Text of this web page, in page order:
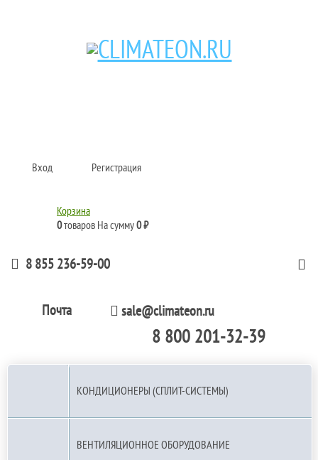
Кондиционеры и сплит-системы, газовые котлы, тепловые завесы, водяные
Вход Регистрация
Корзина
0товаров На сумму0 ₽
8 855 236-59-00
Почта sale@climateon.ru
8 800 201-32-39
КОНДИЦИОНЕРЫ (СПЛИТ-СИСТЕМЫ)
ВЕНТИЛЯЦИОННОЕ ОБОРУДОВАНИЕ